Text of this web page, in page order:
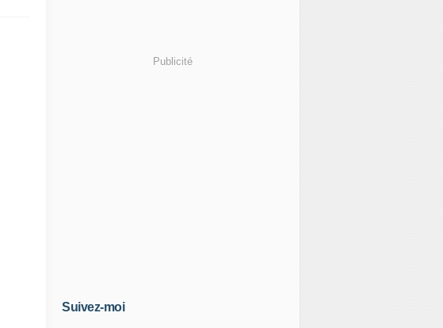
Publicité
Suivez-moi